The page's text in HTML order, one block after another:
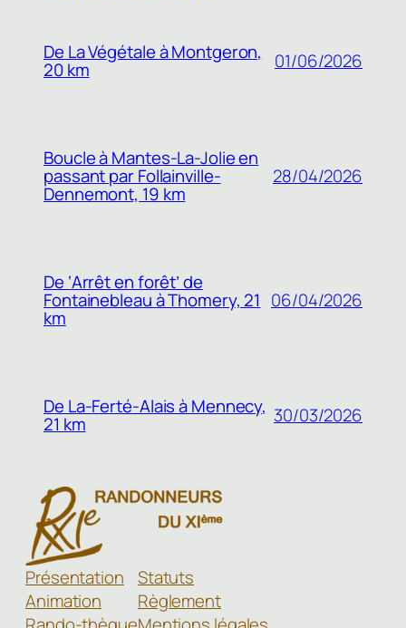
De La Végétale à Montgeron,
20 km 01/06/2026
Boucle à Mantes-La-Jolie en
passant par Follainville-
Dennemont, 19 km
28/04/2026
De ‘Arrêt en forêt’ de
Fontainebleau à Thomery, 21
km
06/04/2026
De La-Ferté-Alais à Mennecy,
21 km 30/03/2026
Présentation
Animation
Statuts
Règlement